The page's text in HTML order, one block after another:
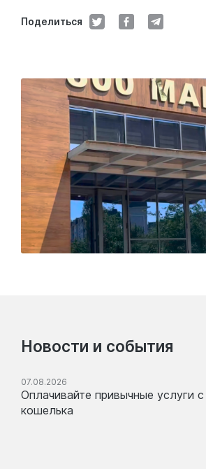
Поделиться
Новости и события
07.08.2026
Оплачивайте привычные услуги
кошелька